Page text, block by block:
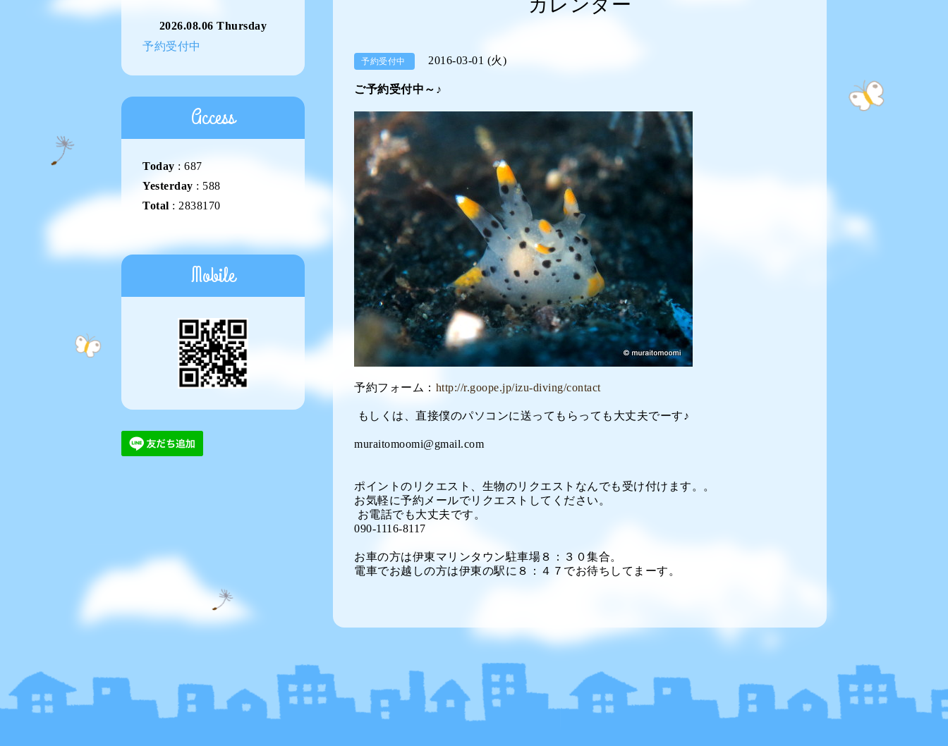
カレンダー
予約受付中 2016-03-01 (火)
ご予約受付中～♪
予約フォーム： http://r.goope.jp/izu-diving/contact
もしくは、直接僕のパソコンに送ってもらっても大丈夫でーす♪
muraitomoomi@gmail.com
ポイントのリクエスト、生物のリクエストなんでも受け付けます。。
お気軽に予約メールでリクエストしてください。
お電話でも大丈夫です。
090-1116-8117
お車の方は伊東マリンタウン駐車場８：３０集合。
電車でお越しの方は伊東の駅に８：４７でお待ちしてまーす。
2026.08.06 Thursday
予約受付中
Access
Today : 687
Yesterday : 588
Total : 2838170
Mobile